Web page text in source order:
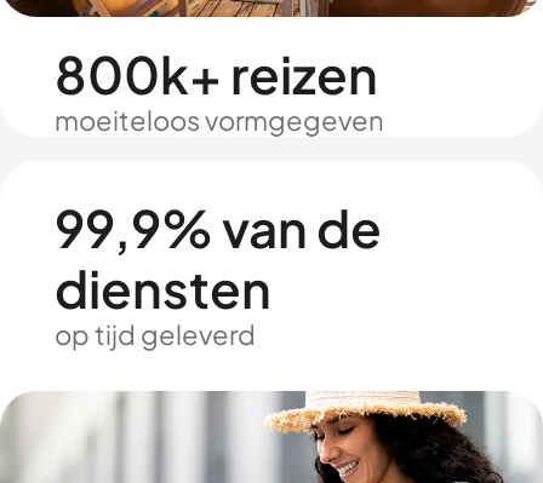
800k+ reizen
moeiteloos vormgegeven
99,9% van de
diensten
op tijd geleverd